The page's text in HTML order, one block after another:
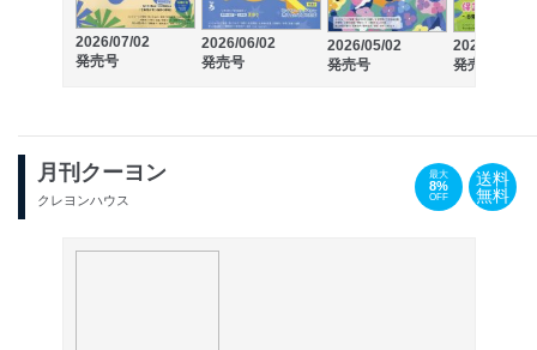
2026/07/02
発売号
2026/06/02
発売号
2026/05/02
発売号
2026/04/02
発売号
月刊クーヨン
クレヨンハウス
最大
8%
OFF
送料
無料